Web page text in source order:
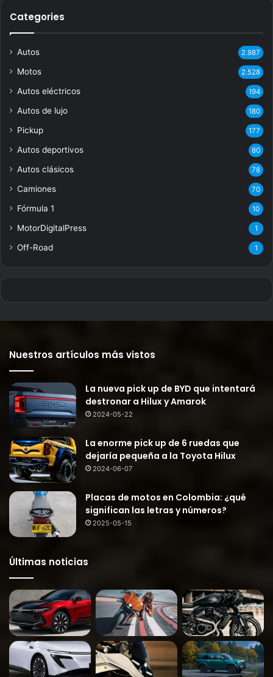
Categories
Autos 2.987
Motos 2.528
Autos eléctricos 194
Autos de lujo 180
Pickup 177
Autos deportivos 80
Autos clásicos 78
Camiones 70
Fórmula 1 10
MotorDigitalPress 1
Off-Road 1
Nuestros artículos más vistos
La nueva pick up de BYD que intentará
destronar a Hilux y Amarok
2024-05-22
La enorme pick up de 6 ruedas que
dejaría pequeña a la Toyota Hilux
2024-06-07
Placas de motos en Colombia: ¿qué
significan las letras y números?
2025-05-15
Últimas noticias